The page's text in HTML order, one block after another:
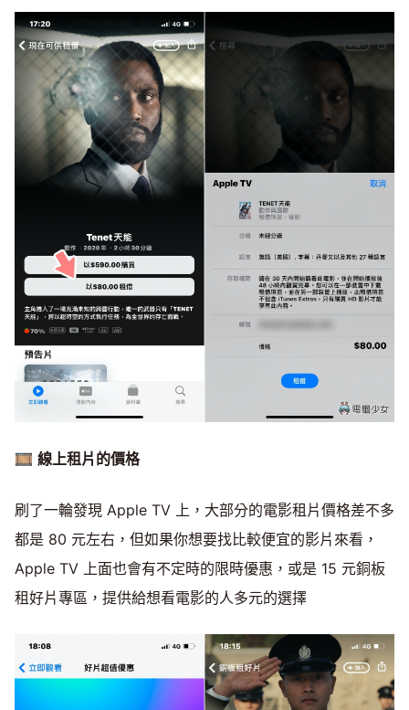
🎞 線上租片的價格
刷了一輪發現 Apple TV 上，大部分的電影租片價格差不多
都是 80 元左右，但如果你想要找比較便宜的影片來看，
Apple TV 上面也會有不定時的限時優惠，或是 15 元銅板
租好片專區，提供給想看電影的人多元的選擇